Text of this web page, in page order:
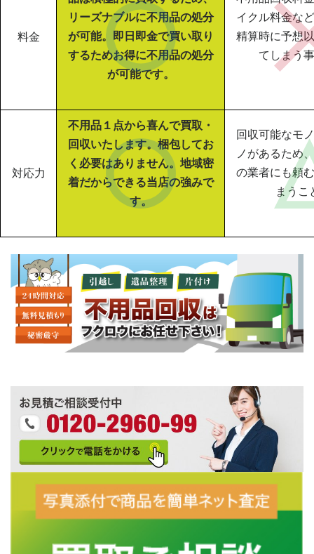
料金
リーズナブルに不用品の処分
が可能。即日即金で買い取り
するためお得に不用品の処分
が可能です。
イクル料金な
精算時に予想
てしまう
対応力
不用品１点から喜んで買取・
回収いたします。梱包してお
く必要はありません。地域密
着だからできる当店の強みで
す。
回収可能なモ
ノがあるため
の業者にも頼
まうこ